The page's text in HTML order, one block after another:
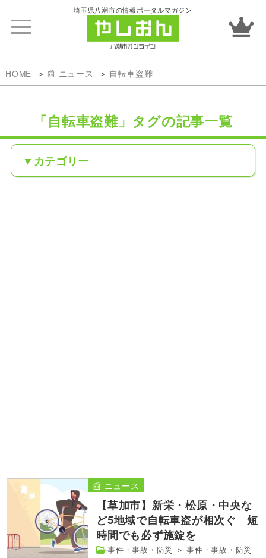
埼玉県八潮市の情報ポータルマガジン
HOME 📰 ニュース 自転車盗難
「自転車盗難」タグの記事一覧
カテゴリー
【草加市】新栄・松原・中央な
ど5地域で自転車盗が相次ぐ 短
時間でも必ず施錠を
事件・事故・防災 ＞事件・事故・防災
📰 ニュース